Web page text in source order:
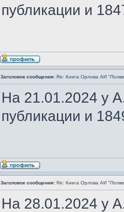
публикации и
Заголовок сообщения: Re: Книга Орлова АИ
На 21.01.2024 у
публикации и
Заголовок сообщения: Re: Книга Орлова АИ
На 28.01.2024 у